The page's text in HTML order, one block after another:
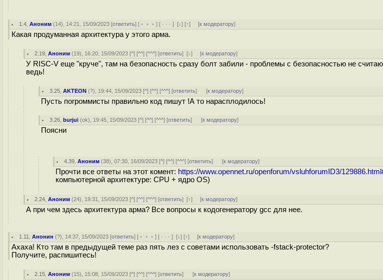
1.4 ,Аноним (14), 14:21, 15/09/2023 [ответить] [ ﹢﹢﹢] [ · · ·][↓] [↑] [к модератору]
Какая продуманная архитектура у этого арма.
2.19 ,Аноним (19), 16:20, 15/09/2023 [^] [^^] [^^^] [ответить][↓] [к модератору]
У RISC-V еще "круче", там на безопасность сразу болт забили - проблемы с безопасностью не
ведь!
3.25 ,AKTEON (?), 19:44, 15/09/2023 [^] [^^] [^^^] [ответить] [к модератору]
Пусть погроммисты правильно код пишут !А то нарасплодилось!
3.26 ,burjui (ok), 19:45, 15/09/2023 [^] [^^] [^^^] [ответить] [к модератору]
Поясни
4.39 ,Аноним (38), 07:30, 16/09/2023 [^] [^^] [^^^] [ответить] [к модератору]
Прочти все ответы на этот комент: https://www.opennet.ru/openforum/vsluhforumID3/
компьютерной архитектуре: CPU + ядро OS)
2.24 ,Аноним (24), 19:31, 15/09/2023 [^] [^^] [^^^] [ответить][↑] [к модератору]
А при чем здесь архитектура арма? Все вопросы к кодогенератору gcc для нее.
1.11 ,Анонин (?), 14:37, 15/09/2023 [ответить] [ ﹢﹢﹢] [ · · ·][↓] [↑] [к модератору]
Ахаха! Кто там в предыдущей теме раз пять лез с советами использовать -fstack-protector?
Получите, распишитесь!
2.15 ,Аноним (15), 15:08, 15/09/2023 [^] [^^] [^^^] [ответить] [к модератору]